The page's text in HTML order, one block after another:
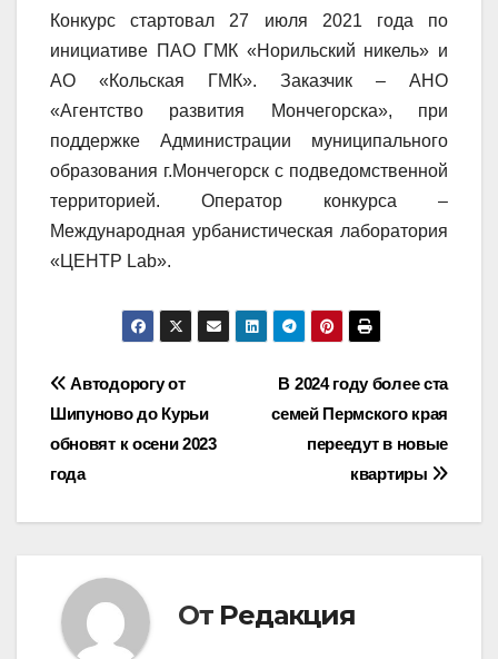
Конкурс стартовал 27 июля 2021 года по
инициативе ПАО ГМК «Норильский никель» и
АО «Кольская ГМК». Заказчик – АНО
«Агентство развития Мончегорска», при
поддержке Администрации муниципального
образования г.Мончегорск с подведомственной
территорией. Оператор конкурса –
Международная урбанистическая лаборатория
«ЦЕНТР Lab».
Навигация
по
записям
В 2024 году более ста
семей Пермского края
переедут в новые
квартиры
Автодорогу от
Шипуново до Курьи
обновят к осени 2023
года
От Редакция